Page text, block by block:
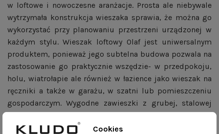
w loftowe i nowoczesne aranżacje. Prosta ale niebywale
wytrzymała konstrukcja wieszaka sprawia, że można go
wykorzystać przy planowaniu przestrzeni urządzonej w
każdym stylu. Wieszak loftowy Olaf jest uniwersalnym
produktem, ponieważ jego subtelna budowa pozwala na
zastosowanie go praktycznie wszędzie- w przedpokoju,
holu, wiatrołapie ale również w łazience jako wieszak na
ręczniki a także w garażu, w szatni lub pomieszczeniu
gospodarczym. Wygodne zawieszki z grubej, stalowej
blachy utrzymają nawet duży ciężar, a kołki z wkrętami i
zaślepkami dołączane do wieszaka zapewniają stabilny,
Cookies